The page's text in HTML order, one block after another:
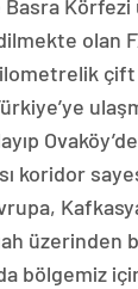
olan
koridor
üzerinden
bölgemiz